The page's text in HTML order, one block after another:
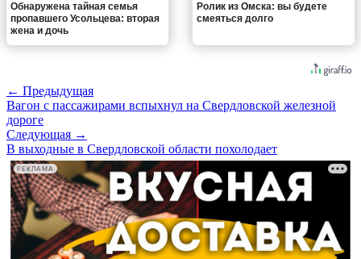
Обнаружена тайная семья
пропавшего Усольцева: вторая
жена и дочь
Ролик из Омска: вы будете
смеяться долго
← Предыдущая
Вагон с пассажирами вспыхнул на Свердловской железной
дороге
Следующая →
В выходные в Свердловской области похолодает
РЕКЛАМА